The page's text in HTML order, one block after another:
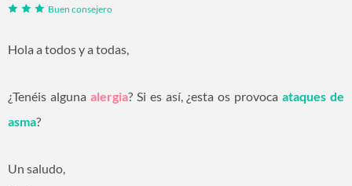
Buen consejero
Hola a todos y a todas,
¿Tenéis alguna alergia? Si es así, ¿esta os provocaataques de
asma?
Un saludo,